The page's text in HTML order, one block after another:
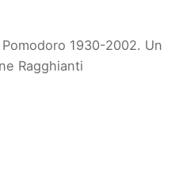
Pomodoro 1930-2002. Un
Ragghianti